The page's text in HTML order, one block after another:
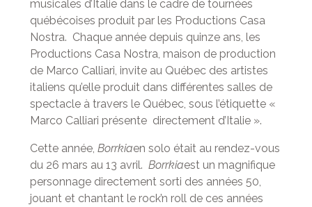
musicales d’Italie dans le cadre de tournées
québécoises produit par les Productions Casa
Nostra. Chaque année depuis quinze ans, les
Productions Casa Nostra, maison de production
de Marco Calliari, invite au Québec des artistes
italiens qu’elle produit dans différentes salles de
spectacle à travers le Québec, sous l’étiquette «
Marco Calliari présente directement d’Italie ».
Cette année, Borrkiaen solo était au rendez-vous
du 26 mars au 13 avril. Borrkiaest un magnifique
personnage directement sorti des années 50,
jouant et chantant le rock’n roll de ces années